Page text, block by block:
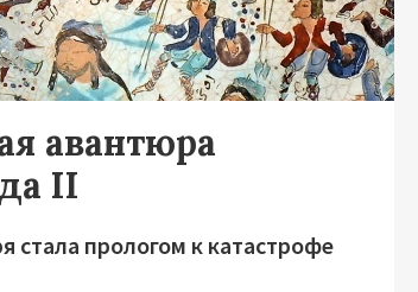
авантюра
II
стала прологом к катастрофе